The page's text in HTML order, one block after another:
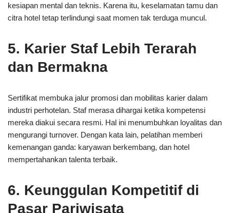
kesiapan mental dan teknis. Karena itu, keselamatan tamu dan
citra hotel tetap terlindungi saat momen tak terduga muncul.
5. Karier Staf Lebih Terarah
dan Bermakna
Sertifikat membuka jalur promosi dan mobilitas karier dalam
industri perhotelan. Staf merasa dihargai ketika kompetensi
mereka diakui secara resmi. Hal ini menumbuhkan loyalitas dan
mengurangi turnover. Dengan kata lain, pelatihan memberi
kemenangan ganda: karyawan berkembang, dan hotel
mempertahankan talenta terbaik.
6. Keunggulan Kompetitif di
Pasar Pariwisata